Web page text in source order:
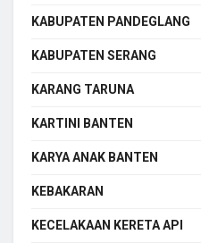
KABUPATEN PANDEGLANG
KABUPATEN SERANG
KARANG TARUNA
KARTINI BANTEN
KARYA ANAK BANTEN
KEBAKARAN
KECELAKAAN KERETA API